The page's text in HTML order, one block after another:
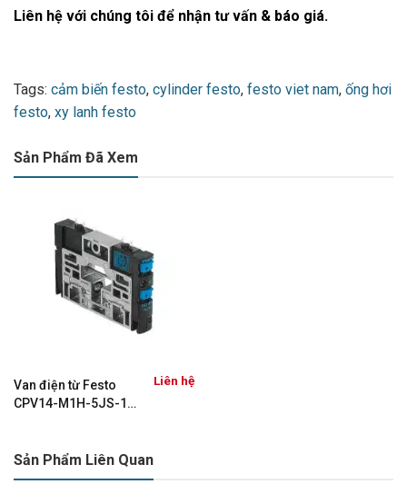
Liên hệ với chúng tôi để nhận tư vấn & báo giá.
Tags: cảm biến festo, cylinder festo, festo viet nam, ống hơi
festo, xy lanh festo
Sản Phẩm Đã Xem
Van điện từ Festo
CPV14-M1H-5JS-1/8
Liên hệ
Sản Phẩm Liên Quan